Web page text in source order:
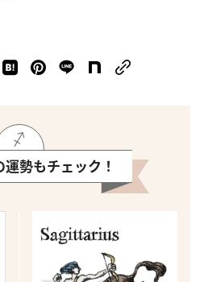
勢もチェック！